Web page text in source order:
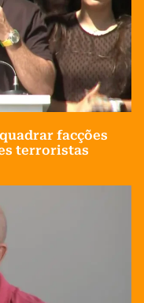
facções
terroristas